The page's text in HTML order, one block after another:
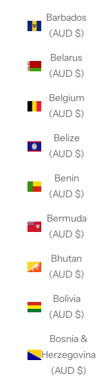
Barbados
(AUD $)
Belarus
(AUD $)
Belgium
(AUD $)
Belize
(AUD $)
Benin
(AUD $)
Bermuda
(AUD $)
Bhutan
(AUD $)
Bolivia
(AUD $)
Bosnia &
Herzegovina
(AUD $)